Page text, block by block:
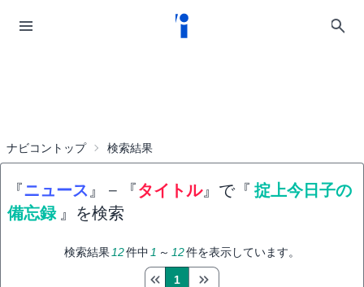
ナビコントップ 検索結果
『ニュース 』 − 『タイトル』で『 掟上今日子の
備忘録 』を検索
検索結果 12件中 1 ～ 12件を表示しています。
1